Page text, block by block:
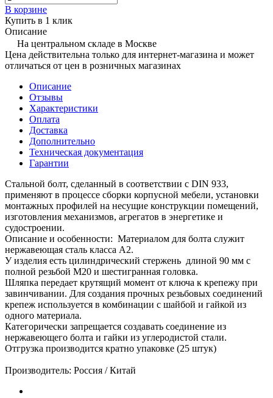
В корзине
Купить в 1 клик
Описание
На центральном складе в Москве
Цена действительна только для интернет-магазина и может
отличаться от цен в розничных магазинах
Описание
Отзывы
Характеристики
Оплата
Доставка
Дополнительно
Техническая документация
Гарантии
Стальной болт, сделанный в соответствии с DIN 933,
применяют в процессе сборки корпусной мебели, установки
монтажных профилей на несущие конструкции помещений,
изготовления механизмов, агрегатов в энергетике и
судостроении.
Описание и особенности: Материалом для болта служит
нержавеющая сталь класса A2.
У изделия есть цилиндрический стержень длиной 90 мм с
полной резьбой М20 и шестигранная головка.
Шляпка передает крутящий момент от ключа к крепежу при
завинчивании. Для создания прочных резьбовых соединений
крепеж используется в комбинации с шайбой и гайкой из
одного материала.
Категорически запрещается создавать соединение из
нержавеющего болта и гайки из углеродистой стали.
Отгрузка производится кратно упаковке (25 штук)
Производитель: Россия / Китай